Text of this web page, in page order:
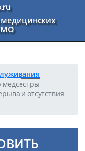
медицинских
медсестры
и отсутствия